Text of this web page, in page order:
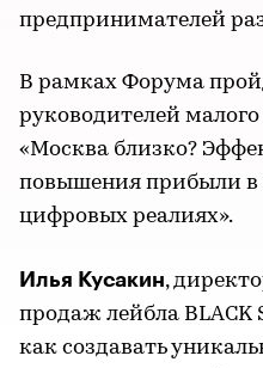
предпринимателей
В рамках Форума
руководителей малого
«Москва близко?
повышения прибыли в
цифровых реалиях».
Илья Кусакин,
продаж лейбла BLACK
как создавать